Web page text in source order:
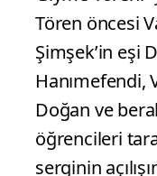
Sivas
Fakültesi
geleneksel